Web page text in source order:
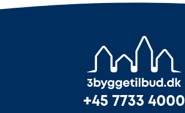
+45 7733 4000